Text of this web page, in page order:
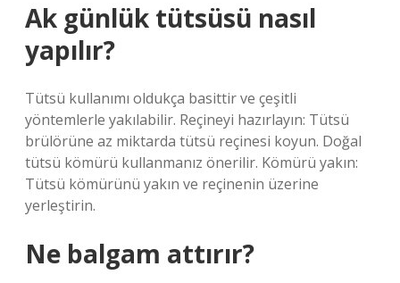
Ak günlük tütsüsü nasıl
yapılır?
Tütsü kullanımı oldukça basittir ve çeşitli
yöntemlerle yakılabilir. Reçineyi hazırlayın: Tütsü
brülörüne az miktarda tütsü reçinesi koyun. Doğal
tütsü kömürü kullanmanız önerilir. Kömürü yakın:
Tütsü kömürünü yakın ve reçinenin üzerine
yerleştirin.
Ne balgam attırır?